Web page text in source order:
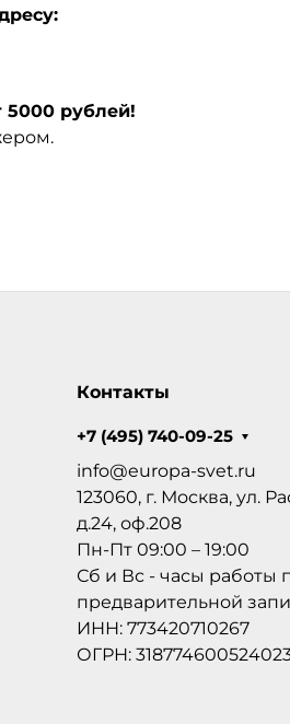
рублей!
Контакты
+7 (495) 740-09-25
info@europa-svet.ru
123060, г. Москва, ул.
д.24, оф.208
Пн-Пт 09:00 – 19:00
Сб и Вс - часы работы
предварительной
ИНН: 773420710267
ОГРН: